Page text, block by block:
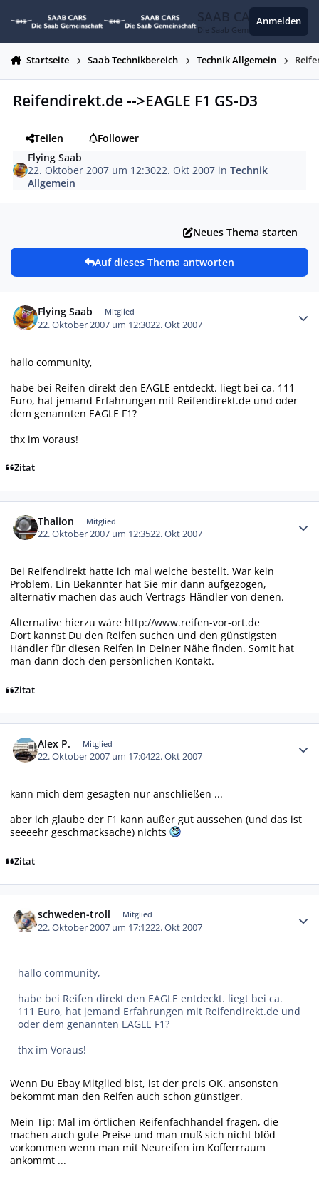
SAAB CARS
Die Saab Gemeinschaft
Anmelden
Startseite Saab Technikbereich Technik Allgemein
Reifendirekt.de -->EAGLE F1 GS-D3
Teilen
Follower
Flying Saab
22. Oktober 2007 um 12:3022. Okt 2007 inTechnik
Allgemein
Neues Thema starten
Auf dieses Thema antworten
Flying Saab Mitglied
22. Oktober 2007 um 12:3022. Okt 2007
hallo community,
habe bei Reifen direkt den EAGLE entdeckt. liegt bei ca. 111
Euro, hat jemand Erfahrungen mit Reifendirekt.de und oder
dem genannten EAGLE F1?
thx im Voraus!
Zitat
Thalion Mitglied
22. Oktober 2007 um 12:3522. Okt 2007
Bei Reifendirekt hatte ich mal welche bestellt. War kein
Problem. Ein Bekannter hat Sie mir dann aufgezogen,
alternativ machen das auch Vertrags-Händler von denen.
Alternative hierzu wäre http://www.reifen-vor-ort.de
Dort kannst Du den Reifen suchen und den günstigsten
Händler für diesen Reifen in Deiner Nähe finden. Somit hat
man dann doch den persönlichen Kontakt.
Zitat
Alex P. Mitglied
22. Oktober 2007 um 17:0422. Okt 2007
kann mich dem gesagten nur anschließen ...
aber ich glaube der F1 kann außer gut aussehen (und das ist
seeeehr geschmacksache) nichts
Zitat
schweden-troll Mitglied
22. Oktober 2007 um 17:1222. Okt 2007
hallo community,
habe bei Reifen direkt den EAGLE entdeckt. liegt bei ca.
111 Euro, hat jemand Erfahrungen mit Reifendirekt.de und
oder dem genannten EAGLE F1?
thx im Voraus!
Wenn Du Ebay Mitglied bist, ist der preis OK. ansonsten
bekommt man den Reifen auch schon günstiger.
Mein Tip: Mal im örtlichen Reifenfachhandel fragen, die
machen auch gute Preise und man muß sich nicht blöd
vorkommen wenn man mit Neureifen im Kofferrraum
ankommt ...